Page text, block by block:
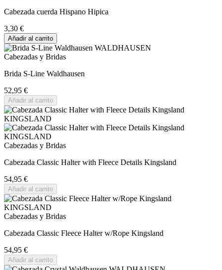
Cabezada cuerda Hispano Hipica
3,30 €
Añadir al carrito
Cabezadas y Bridas
Brida S-Line Waldhausen
52,95 €
Añadir al carrito
Cabezadas y Bridas
Cabezada Classic Halter with Fleece Details Kingsland
54,95 €
Añadir al carrito
Cabezadas y Bridas
Cabezada Classic Fleece Halter w/Rope Kingsland
54,95 €
Añadir al carrito